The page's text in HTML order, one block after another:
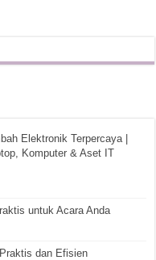
Elektronik Terpercaya |
Komputer & Aset IT
untuk Acara Anda
dan Efisien